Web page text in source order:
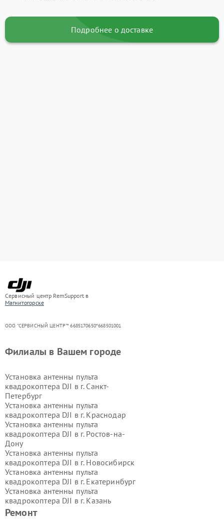
Подробнее о доставке
Сервисный центр RemSupport в
Магнитогорске
ООО "СЕРВИСНЫЙ ЦЕНТР"* 6685170650*668501001
Ремонт
Филиалы в Вашем городе
Установка антенны пульта
квадрокоптера DJI в г. Санкт-
Петербург
Установка антенны пульта
квадрокоптера DJI в г. Краснодар
Установка антенны пульта
квадрокоптера DJI в г. Ростов-на-
Дону
Установка антенны пульта
квадрокоптера DJI в г. Новосибирск
Установка антенны пульта
квадрокоптера DJI в г. Екатеринбург
Установка антенны пульта
квадрокоптера DJI в г. Казань
Установка антенны пульта